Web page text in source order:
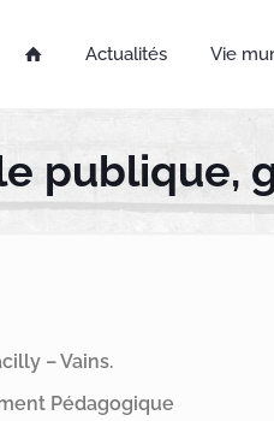
 Actualités Vie
publique,
– Vains.
Pédagogique